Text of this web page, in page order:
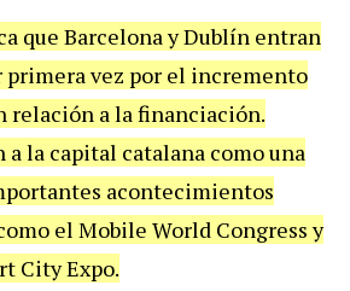
que Barcelona y Dublín entran
primera vez por el incremento
relación a la financiación.
a la capital catalana como una
acontecimientos
el Mobile World Congress y
City Expo.